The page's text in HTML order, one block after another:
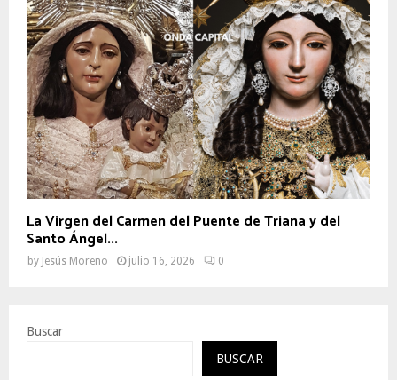
La Virgen del Carmen del Puente de Triana y del
Santo Ángel...
by Jesús Moreno julio 16, 2026 0
Buscar
BUSCAR